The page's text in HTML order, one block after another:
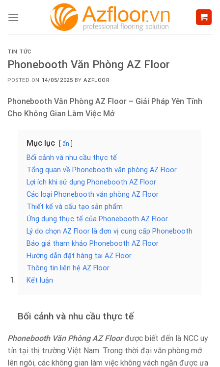
TIN TỨC
Phonebooth Văn Phòng AZ Floor
POSTED ON 14/05/2025 BYAZFLOOR
Phonebooth Văn Phòng AZ Floor – Giải Pháp Yên Tĩnh
Cho Không Gian Làm Việc Mở
Mục lục ẩn
Bối cảnh và nhu cầu thực tế
Tổng quan về Phonebooth văn phòng AZ Floor
Lợi ích khi sử dụng Phonebooth AZ Floor
Các loại Phonebooth văn phòng AZ Floor
Thiết kế và cấu tạo sản phẩm
Ứng dụng thực tế của Phonebooth AZ Floor
Lý do chọn AZ Floor là đơn vị cung cấp Phonebooth
Báo giá tham khảo Phonebooth AZ Floor
Hướng dẫn đặt hàng tại AZ Floor
Thông tin liên hệ AZ Floor
Kết luận
Bối cảnh và nhu cầu thực tế
Phonebooth Văn Phòng AZ Floorđược biết đến là NCC uy
tín tại thị trường Việt Nam. Trong thời đại văn phòng mở
lên ngôi, các không gian làm việc không vách ngăn được ưa